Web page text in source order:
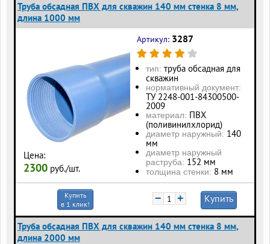
Труба обсадная ПВХ для скважин 140 мм стенка 8 мм,
длина 1000 мм
Цена:
2300 руб./шт.
Артикул: 3287
тип: труба обсадная для
скважин
нормативный документ:
ТУ 2248-001-84300500-
2009
материал: ПВХ
(поливинилхлорид)
диаметр наружный: 140
мм
диаметр наружный
раструба: 152 мм
толщина стенки: 8 мм
Купить
в 1 клик!
− + Купить
Труба обсадная ПВХ для скважин 140 мм стенка 8 мм,
длина 2000 мм